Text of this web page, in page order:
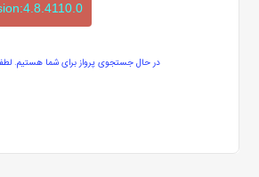
در حال جستجوی پرواز برای شما هستیم.